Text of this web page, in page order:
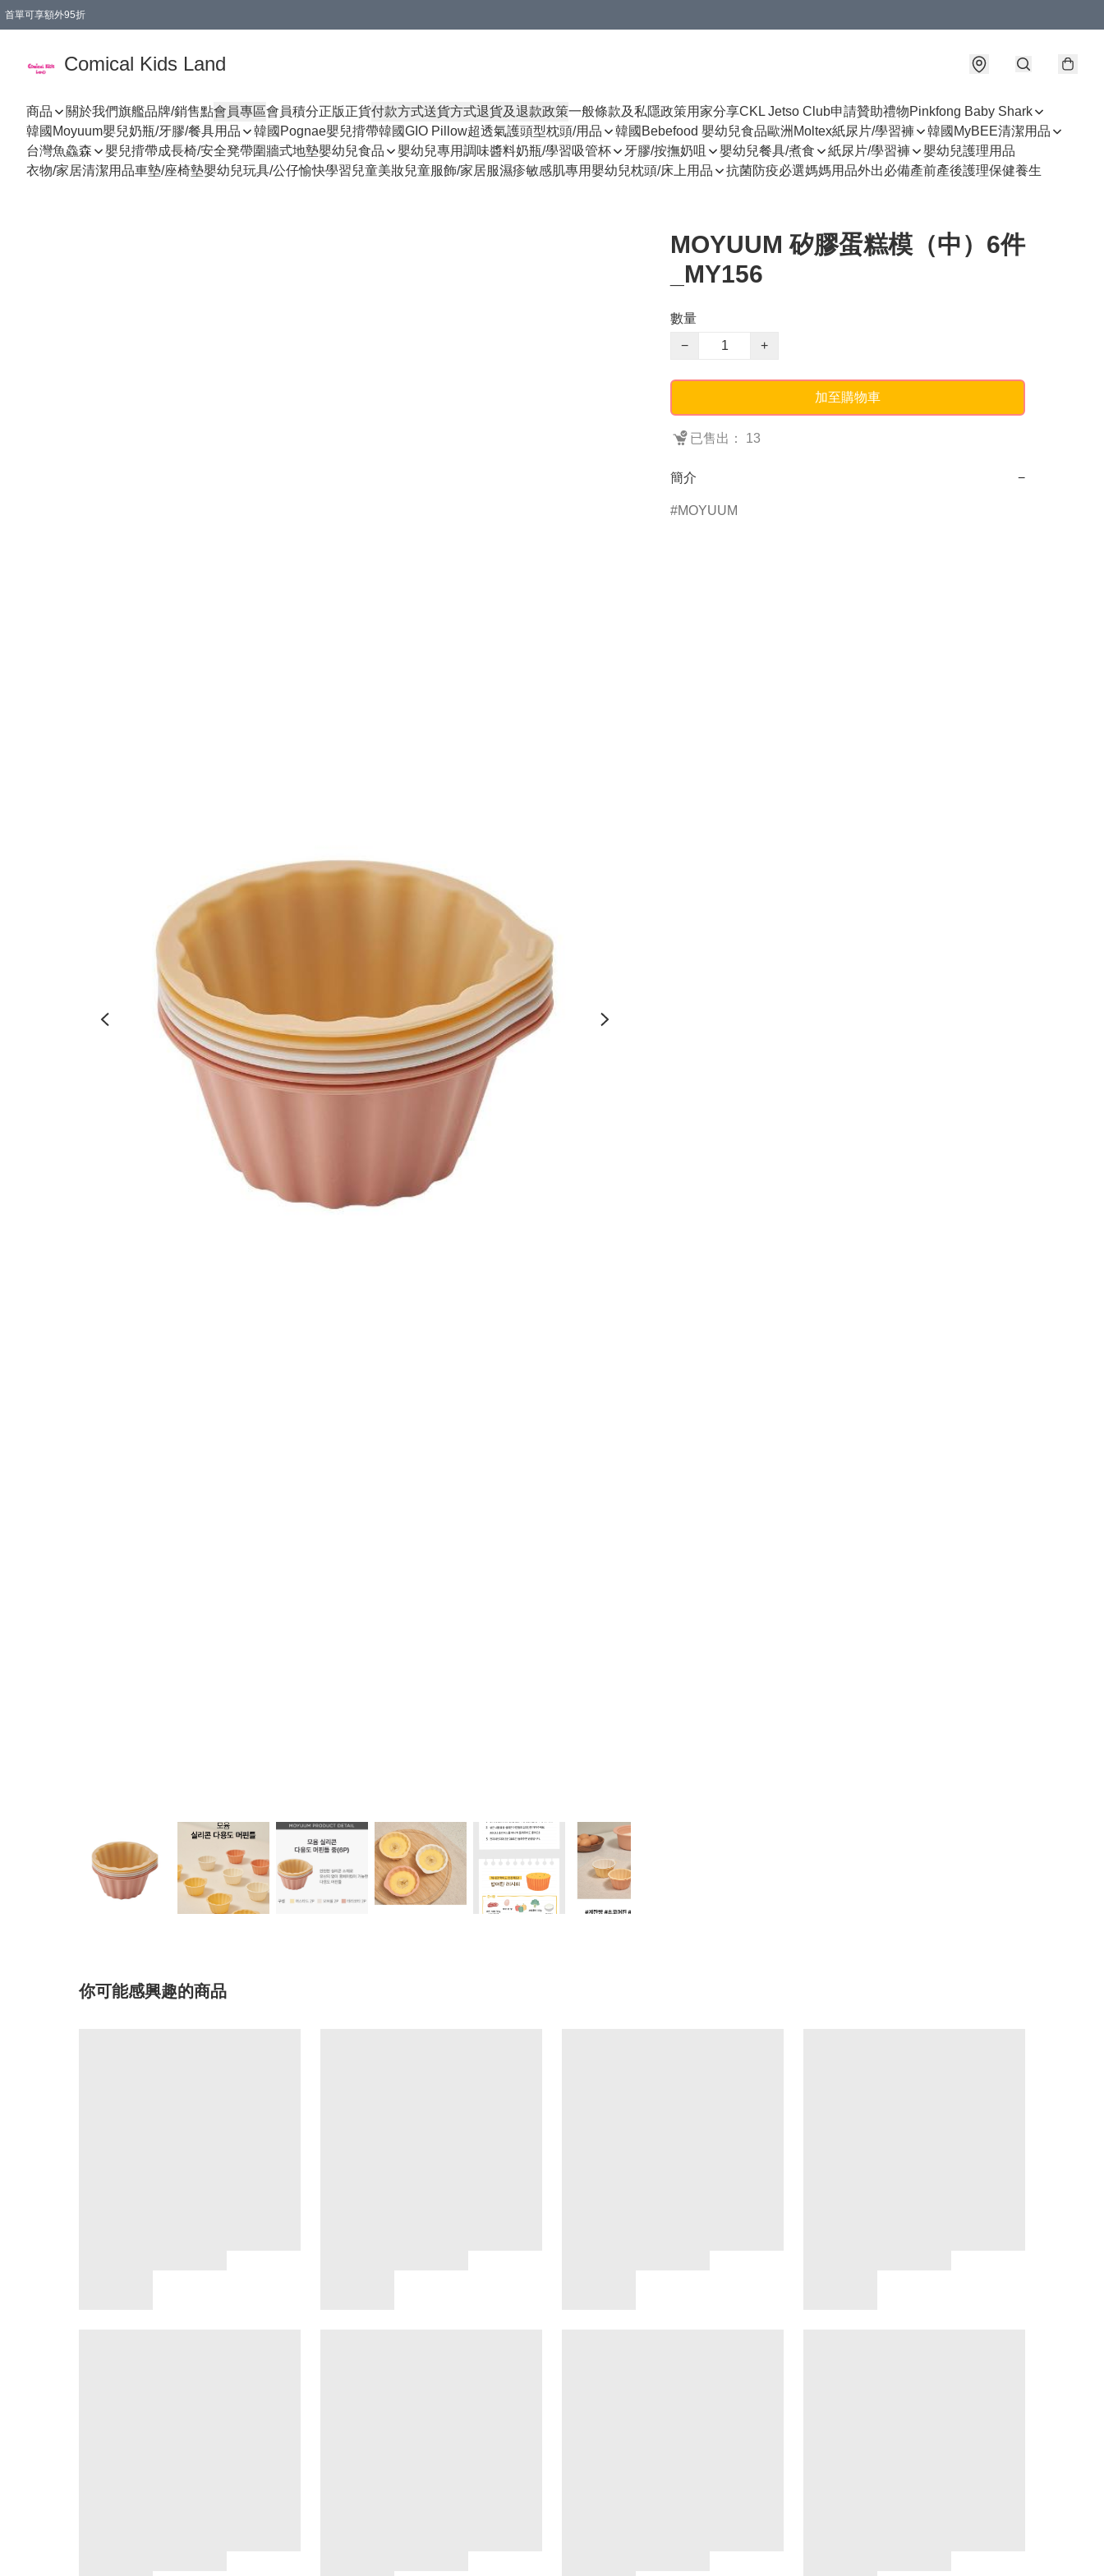
首單可享額外95折
Comical Kids Land
商品 關於我們旗艦品牌/銷售點會員專區會員積分正版正貨付款方式送貨方式退貨及退款政策一般條款及私隱政策用家分享CKL Jetso Club申請贊助禮物Pinkfong Baby Shark
韓國Moyuum嬰兒奶瓶/牙膠/餐具用品
韓國Pognae嬰兒揹帶韓國GIO Pillow超透氣護頭型枕頭/用品 韓國Bebefood 嬰幼兒食品歐洲Moltex紙尿片/學習褲
韓國MyBEE清潔用品
台灣魚鱻森
嬰兒揹帶成長椅/安全凳帶圍牆式地墊嬰幼兒食品 嬰幼兒專用調味醬料奶瓶/學習吸管杯 牙膠/按撫奶咀 嬰幼兒餐具/煮食 紙尿片/學習褲
嬰幼兒護理用品
衣物/家居清潔用品車墊/座椅墊嬰幼兒玩具/公仔愉快學習兒童美妝兒童服飾/家居服濕疹敏感肌專用嬰幼兒枕頭/床上用品 抗菌防疫必選媽媽用品外出必備產前產後護理保健養生
MOYUUM 矽膠蛋糕模（中）6件
_MY156
數量
−
+
加至購物車
已售出： 13
簡介 −
MOYUUM
你可能感興趣的商品